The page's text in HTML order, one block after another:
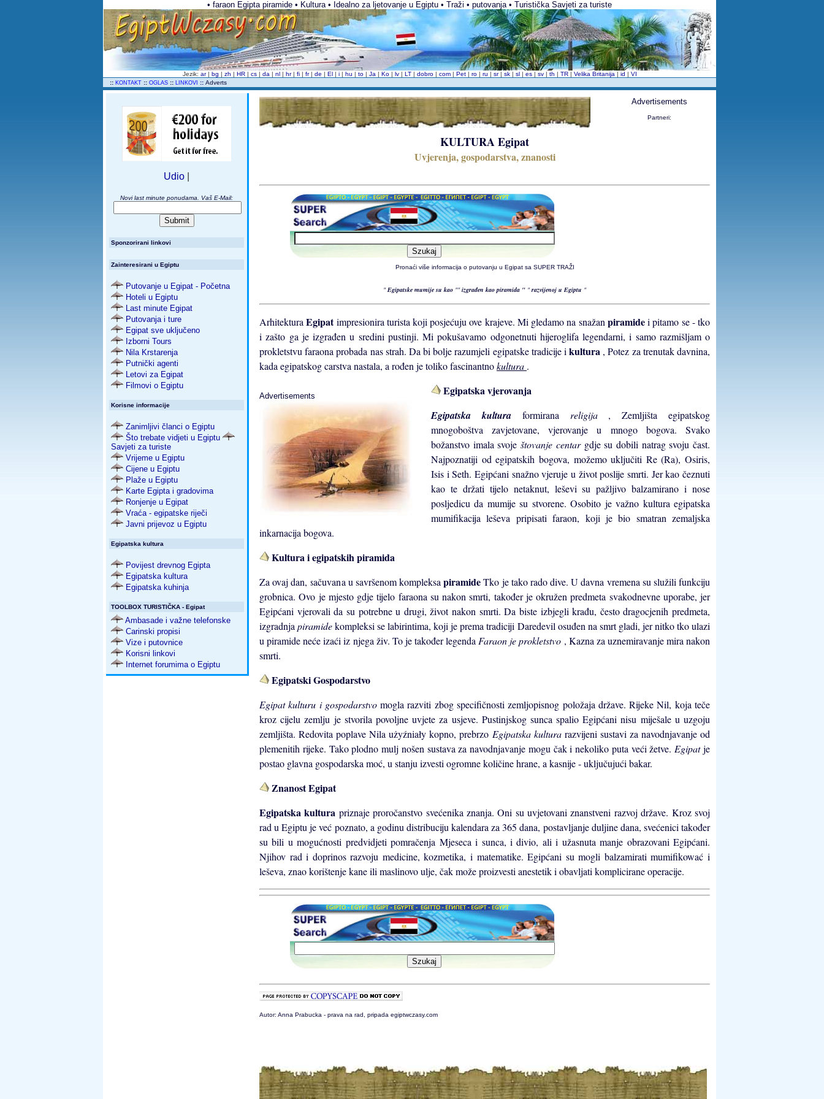
• faraon Egipta piramide • Kultura • Idealno za ljetovanje u Egiptu • Traži • putovanja • Turistička Savjeti za turiste
Jezik: ar | bg | zh | HR | cs | da | nl | hr | fi | fr | de | El | i | hu | to | Ja | Ko | lv | LT | dobro | com | Pet | ro | ru | sr | sk | sl | es | sv | th | TR | Velika Britanija | id | VI
:: KONTAKT :: OGLAS :: LINKOVI :: Adverts
Udio
Novi last minute ponudama. Vaš E-Mail:
Sponzorirani linkovi
Zainteresirani u Egiptu
Putovanje u Egipat - Početna
Hoteli u Egiptu
Last minute Egipat
Putovanja i ture
Egipat sve uključeno
Izborni Tours
Nila Krstarenja
Putnički agenti
Letovi za Egipat
Filmovi o Egiptu
Korisne informacije
Zanimljivi članci o Egiptu
Što trebate vidjeti u Egiptu
Savjeti za turiste
Vrijeme u Egiptu
Cijene u Egiptu
Plaže u Egiptu
Karte Egipta i gradovima
Ronjenje u Egipat
Vraća - egipatske riječi
Javni prijevoz u Egiptu
Egipatska kultura
Povijest drevnog Egipta
Egipatska kultura
Egipatska kuhinja
TOOLBOX TURISTIČKA - Egipat
Ambasade i važne telefonske
Carinski propisi
Vize i putovnice
Korisni linkovi
Internet forumima o Egiptu
Advertisements
Partneri:
KULTURA Egipat
Uvjerenja, gospodarstva, znanosti
Pronaći više informacija o putovanju u Egipat sa SUPER TRAŽI
"Egipatske mumije su kao ""izgrađen kao piramida " "razvijenoj u Egiptu "
ArhitekturaEgipatimpresionira turista koji posjećuju ove krajeve. Mi gledamo na snažan piramidei pitamo se - tko
i zašto ga je izgrađen u sredini pustinji. Mi pokušavamo odgonetnuti hijeroglifa legendarni, i samo razmišljam o
prokletstvu faraona probada nas strah. Da bi bolje razumjeli egipatske tradicije ikultura , Potez za trenutak davnina,
kada egipatskog carstva nastala, a rođen je toliko fascinantnokultura .
Advertisements Egipatska vjerovanja
Egipatska kultura formirana religija , Zemljišta egipatskog
mnogoboštva zavjetovane, vjerovanje u mnogo bogova. Svako
božanstvo imala svoještovanje centar gdje su dobili natrag svoju čast.
Najpoznatiji od egipatskih bogova, možemo uključiti Re (Ra), Osiris,
Isis i Seth. Egipćani snažno vjeruje u život poslije smrti. Jer kao čeznuti
kao te držati tijelo netaknut, leševi su pažljivo balzamirano i nose
posljedicu da mumije su stvorene. Osobito je važno kultura egipatska
mumifikacija leševa pripisati faraon, koji je bio smatran zemaljska
inkarnacija bogova.
Kultura i egipatskih piramida
Za ovaj dan, sačuvana u savršenom kompleksapiramideTko je tako rado dive. U davna vremena su služili funkciju
grobnica. Ovo je mjesto gdje tijelo faraona su nakon smrti, također je okružen predmeta svakodnevne uporabe, jer
Egipćani vjerovali da su potrebne u drugi, život nakon smrti. Da biste izbjegli krađu, često dragocjenih predmeta,
izgradnjapiramidekompleksi se labirintima, koji je prema tradiciji Daredevil osuđen na smrt gladi, jer nitko tko ulazi
u piramide neće izaći iz njega živ. To je također legenda Faraon je prokletstvo , Kazna za uznemiravanje mira nakon
smrti.
Egipatski Gospodarstvo
Egipat kulturu i gospodarstvomogla razviti zbog specifičnosti zemljopisnog položaja države. Rijeke Nil, koja teče
kroz cijelu zemlju je stvorila povoljne uvjete za usjeve. Pustinjskog sunca spalio Egipćani nisu miješale u uzgoju
zemljišta. Redovita poplave Nila użyźniały kopno, prebrzo Egipatska kultura razvijeni sustavi za navodnjavanje od
plemenitih rijeke. Tako plodno mulj nošen sustava za navodnjavanje mogu čak i nekoliko puta veći žetve. Egipatje
postao glavna gospodarska moć, u stanju izvesti ogromne količine hrane, a kasnije - uključujući bakar.
Znanost Egipat
Egipatska kultura priznaje proročanstvo svećenika znanja. Oni su uvjetovani znanstveni razvoj države. Kroz svoj
rad u Egiptu je već poznato, a godinu distribuciju kalendara za 365 dana, postavljanje duljine dana, svećenici također
su bili u mogućnosti predvidjeti pomračenja Mjeseca i sunca, i divio, ali i užasnuta manje obrazovani Egipćani.
Njihov rad i doprinos razvoju medicine, kozmetika, i matematike. Egipćani su mogli balzamirati mumifikować i
leševa, znao korištenje kane ili maslinovo ulje, čak može proizvesti anestetik i obavljati komplicirane operacije.
Autor: Anna Prabucka - prava na rad, pripada egiptwczasy.com